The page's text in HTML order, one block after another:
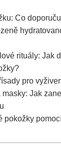
Co
rituály: Jak⁢
pro
Jak
pokožky